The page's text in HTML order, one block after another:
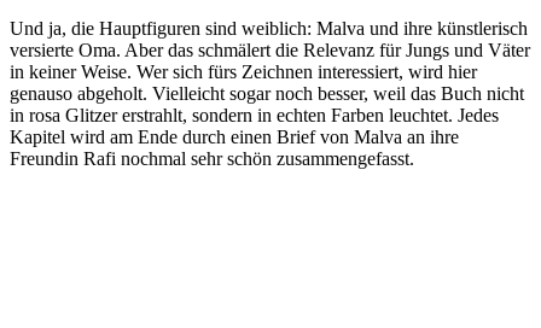
Und ja, die Hauptfiguren sind weiblich: Malva und ihre künstlerisch
versierte Oma. Aber das schmälert die Relevanz für Jungs und Väter
in keiner Weise. Wer sich fürs Zeichnen interessiert, wird hier
genauso abgeholt. Vielleicht sogar noch besser, weil das Buch nicht
in rosa Glitzer erstrahlt, sondern in echten Farben leuchtet. Jedes
Kapitel wird am Ende durch einen Brief von Malva an ihre
Freundin Rafi nochmal sehr schön zusammengefasst.